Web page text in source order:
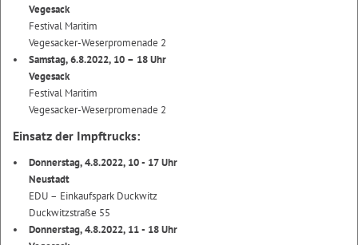
Vegesack
Festival Maritim
Vegesacker-Weserpromenade 2
Samstag, 6.8.2022, 10 – 18 Uhr
Vegesack
Festival Maritim
Vegesacker-Weserpromenade 2
Einsatz der Impftrucks:
Donnerstag, 4.8.2022, 10 - 17 Uhr
Neustadt
EDU – Einkaufspark Duckwitz
Duckwitzstraße 55
Donnerstag, 4.8.2022, 11 - 18 Uhr